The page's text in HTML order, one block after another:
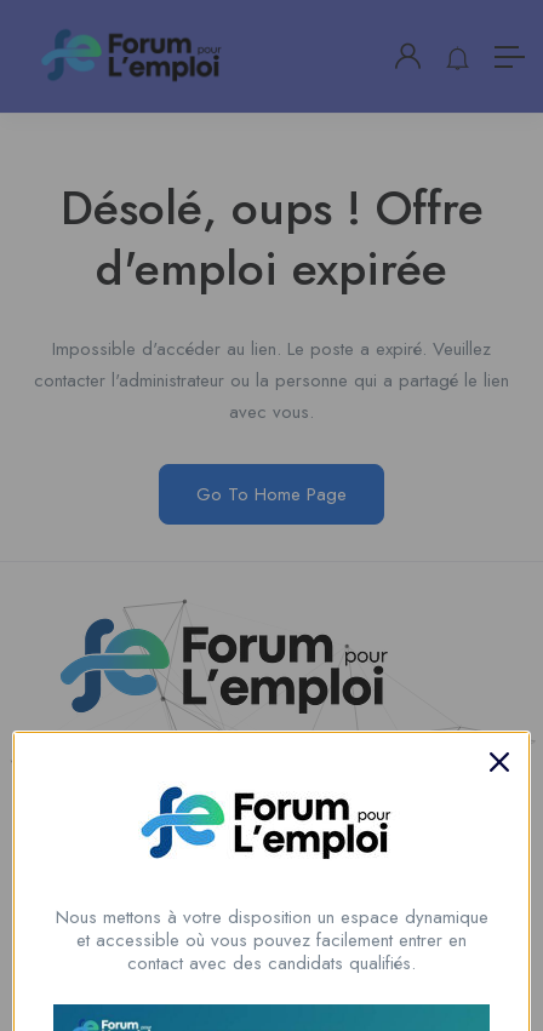
Désolé, oups ! Offre
d'emploi expirée
Impossible d'accéder au lien. Le poste a expiré. Veuillez
contacter l'administrateur ou la personne qui a partagé le lien
avec vous.
Go To Home Page
00228 91917788
la solution idéale pour tous ceux qui cherchent à se connecter au
opportunité professionnelle ou que vous souhaitiez recruter les meilleurs
Lome, Togo
Nous mettons à votre disposition un espace dynamique
et accessible où vous pouvez facilement entrer en
contact avec des candidats qualifiés.